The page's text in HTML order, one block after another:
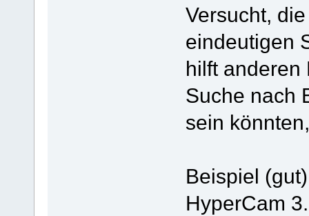
Versucht,
eindeutigen
hilft anderen
Suche nach
sein
Beispiel (gut)
HyperCam